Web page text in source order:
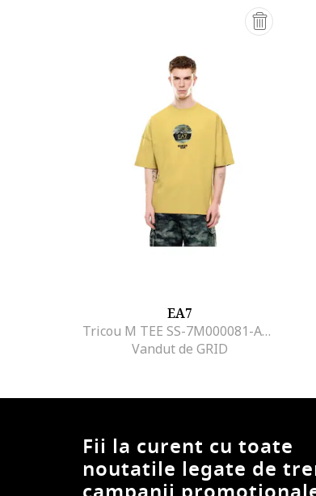
EA7
Tricou M TEE SS-7M000081-AF12874-U7036
Vandut de GRID
Fii la curent cu toate
noutatile legate de